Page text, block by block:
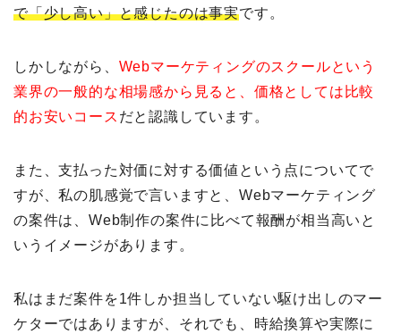
で「少し高い」と感じたのは事実です。
しかしながら、 Webマーケティングのスクールという
業界の一般的な相場感から見ると、価格としては比較
的お安いコース だと認識しています。
また、支払った対価に対する価値という点についてで
すが、私の肌感覚で言いますと、Webマーケティング
の案件は、Web制作の案件に比べて報酬が相当高いと
いうイメージがあります。
私はまだ案件を1件しか担当していない駆け出しのマー
ケターではありますが、それでも、時給換算や実際に